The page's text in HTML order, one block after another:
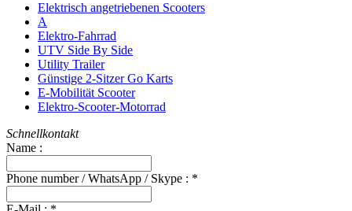
Elektrisch angetriebenen Scooters
A
Elektro-Fahrrad
UTV Side By Side
Utility Trailer
Günstige 2-Sitzer Go Karts
E-Mobilität Scooter
Elektro-Scooter-Motorrad
Schnellkontakt
Name :
Phone number / WhatsApp / Skype : *